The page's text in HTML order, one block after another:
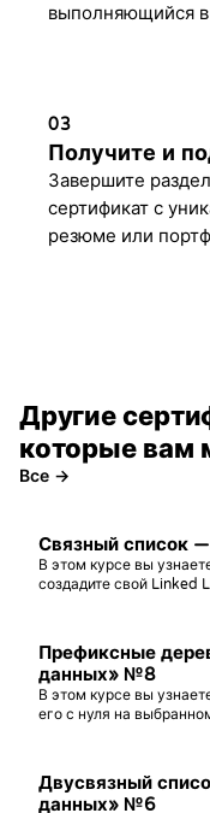
выполняющийся в
03
Получите и
Завершите
сертификат с
резюме или
Другие
которые вам
Все →
Связный список
В этом курсе вы
создадите свой Linked
Префиксные
данных» №8
В этом курсе вы
его с нуля на
Двусвязный
данных» №6